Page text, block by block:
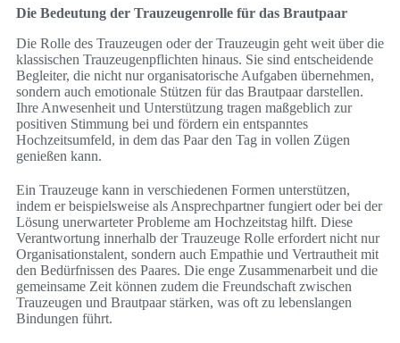
Die Bedeutung der Trauzeugenrolle für das Brautpaar
Die Rolle des Trauzeugen oder der Trauzeugin geht weit über die
klassischen Trauzeugenpflichten hinaus. Sie sind entscheidende
Begleiter, die nicht nur organisatorische Aufgaben übernehmen,
sondern auch emotionale Stützen für das Brautpaar darstellen.
Ihre Anwesenheit und Unterstützung tragen maßgeblich zur
positiven Stimmung bei und fördern ein entspanntes
Hochzeitsumfeld, in dem das Paar den Tag in vollen Zügen
genießen kann.
Ein Trauzeuge kann in verschiedenen Formen unterstützen,
indem er beispielsweise als Ansprechpartner fungiert oder bei der
Lösung unerwarteter Probleme am Hochzeitstag hilft. Diese
Verantwortung innerhalb der Trauzeuge Rolle erfordert nicht nur
Organisationstalent, sondern auch Empathie und Vertrautheit mit
den Bedürfnissen des Paares. Die enge Zusammenarbeit und die
gemeinsame Zeit können zudem die Freundschaft zwischen
Trauzeugen und Brautpaar stärken, was oft zu lebenslangen
Bindungen führt.